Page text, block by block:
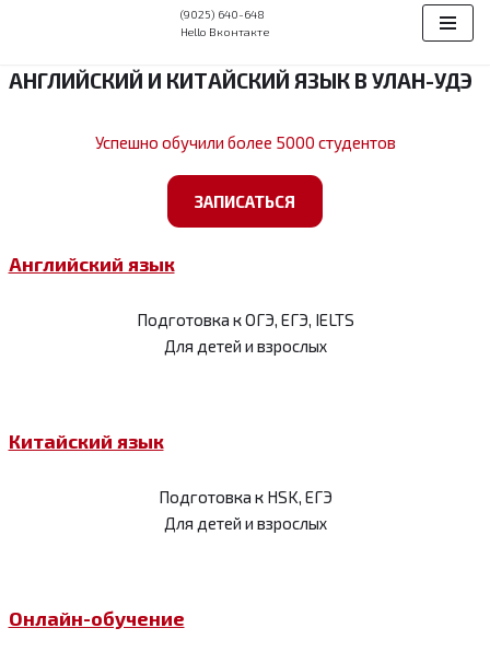
к
(9025) 640-648
Hello Вконтакте
АНГЛИЙСКИЙ И КИТАЙСКИЙ ЯЗЫК В УЛАН-УДЭ
Успешно обучили более 5000 студентов
ЗАПИСАТЬСЯ
Английский язык
Подготовка к ОГЭ, ЕГЭ, IELTS
Для детей и взрослых
Китайский язык
Подготовка к HSK, ЕГЭ
Для детей и взрослых
Онлайн-обучение